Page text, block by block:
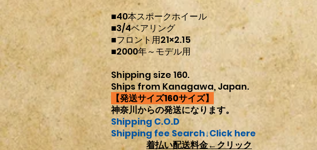
■40本スポークホイール
■3/4ベアリング
■フロント用21×2.15
■2000年～モデル用
Shipping size 160.
Ships from Kanagawa, Japan.
【発送サイズ160サイズ】
神奈川からの発送になります。
Shipping C.O.D
Shipping fee Search↓Click here
着払い配送料金←クリック